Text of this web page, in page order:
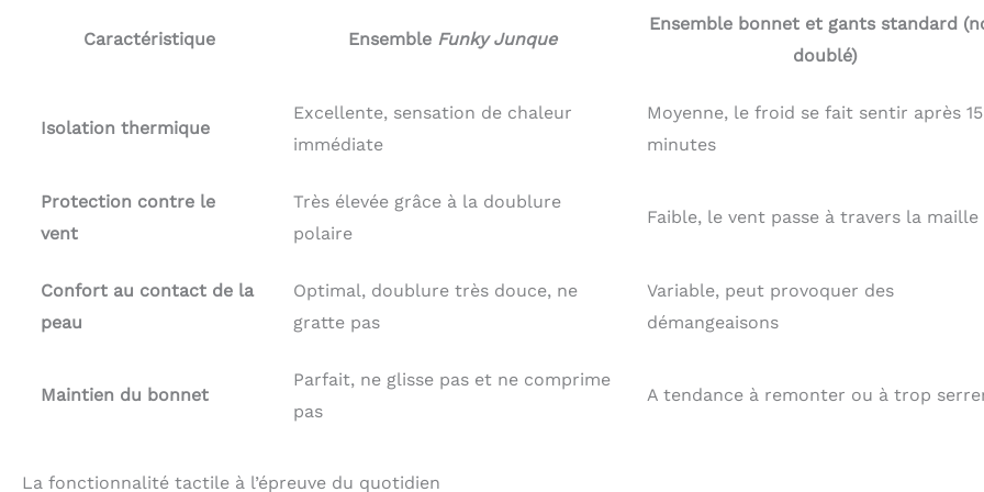
Caractéristique Ensemble Funky Junque
Ensemble bonnet et gants standard
doublé)
Isolation thermique
Excellente, sensation de chaleur
immédiate
Moyenne, le froid se fait sentir après 15
minutes
Protection contre le
vent
Très élevée grâce à la doublure
polaire
Faible, le vent passe à travers la maille
Confort au contact de la
peau
Optimal, doublure très douce, ne
gratte pas
Variable, peut provoquer des
démangeaisons
Maintien du bonnet
Parfait, ne glisse pas et ne comprime
pas
A tendance à remonter ou à trop
La fonctionnalité tactile à l’épreuve du quotidien